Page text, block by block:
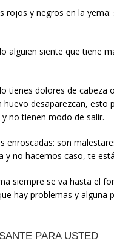
rojos y negros en la
alguien siente que tiene
tienes dolores de
huevo desaparezcan, esto
no tienen modo de salir.
enroscadas: son
y no hacemos caso, te
siempre se va hasta el
hay problemas y alguna